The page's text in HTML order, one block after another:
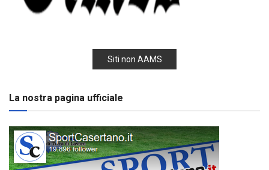
Siti non AAMS
La nostra pagina ufficiale